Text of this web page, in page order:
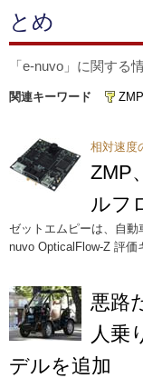
とめ
「e-nuvo」に関する
関連キーワード ZMP
相対速度
ZMP
ルフ
ゼットエムピーは、自
nuvo OpticalFlow-Z 評価
悪路
人乗
デルを追加